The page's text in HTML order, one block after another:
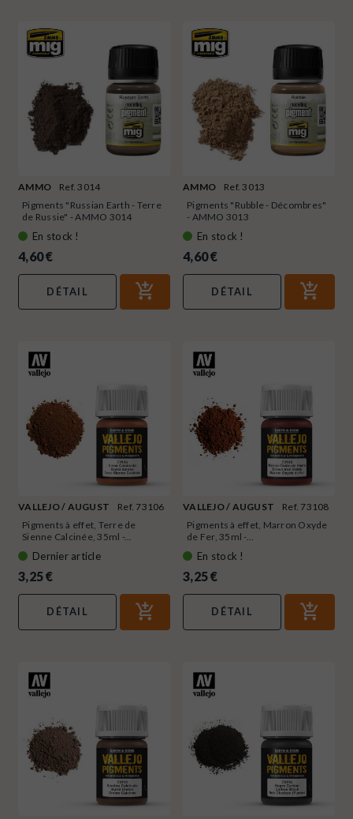
AMMO
Ref. 3014
Pigments "Russian Earth - Terre
de Russie" - AMMO 3014
En stock !
4,60 €
DÉTAIL
AMMO
Ref. 3013
Pigments "Rubble - Décombres"
- AMMO 3013
En stock !
4,60 €
DÉTAIL
VALLEJO / AUGUST
Ref. 73106
Pigments à effet, Terre de
Sienne Calcinée, 35ml -...
Dernier article
3,25 €
DÉTAIL
VALLEJO / AUGUST
Ref. 73108
Pigments à effet, Marron Oxyde
de Fer, 35ml -...
En stock !
3,25 €
DÉTAIL